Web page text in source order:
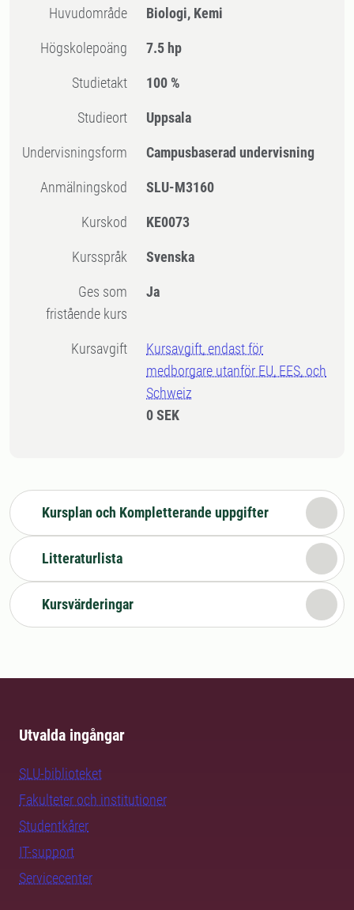
Huvudområde Biologi, Kemi
högskolepoäng 7.5 hp
Studietakt 100 %
Studieort Uppsala
Undervisningsform Campusbaserad undervisning
Anmälningskod SLU-M3160
Kurskod KE0073
Kursspråk Svenska
Ges som
fristående kurs
Ja
Kursavgift
Kursavgift, endast för
medborgare utanför EU, EES, och
Schweiz
0 SEK
Kursplan och Kompletterande uppgifter
Litteraturlista
Kursvärderingar
Utvalda ingångar
SLU-biblioteket
Fakulteter och institutioner
Studentkårer
IT-support
Servicecenter